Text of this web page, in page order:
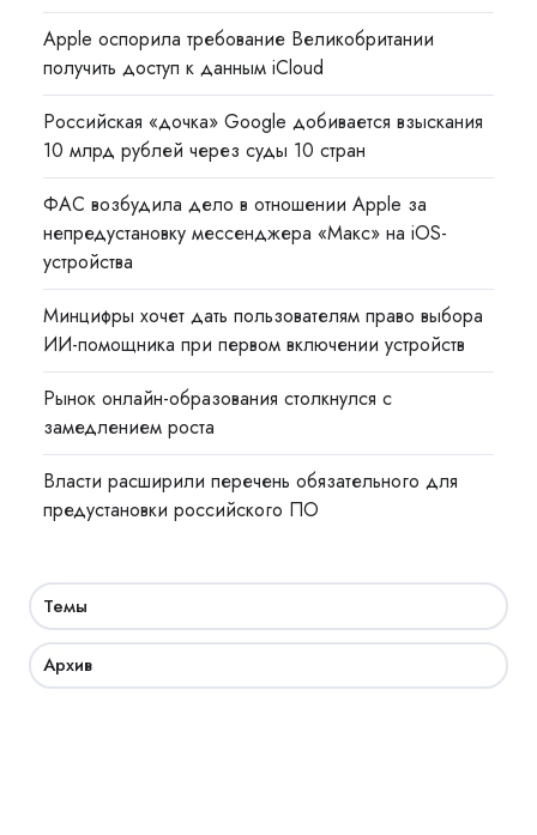
Apple оспорила требование Великобритании
получить доступ к данным iCloud
Российская «дочка» Google добивается взыскания
10 млрд рублей через суды 10 стран
ФАС возбудила дело в отношении Apple за
непредустановку мессенджера «Макс» на iOS-
устройства
Минцифры хочет дать пользователям право выбора
ИИ-помощника при первом включении устройств
Рынок онлайн-образования столкнулся с
замедлением роста
Власти расширили перечень обязательного для
предустановки российского ПО
Темы
Архив